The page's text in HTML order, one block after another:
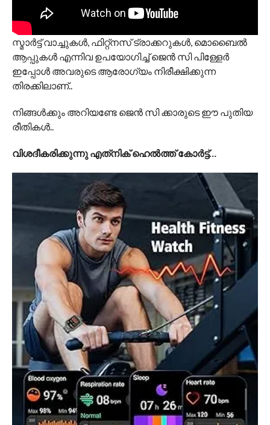
സ്മാര്‍ട്ട് വാച്ചുകള്‍, ഫിറ്റ്‌നസ് ട്രാക്കറുകള്‍, മൊബൈല്‍
ആപ്പുകള്‍ എന്നിവ ഉപയോഗിച്ച് ജെന്‍ സി പിള്ളേര്‍
ഇപ്പോള്‍ അവരുടെ ആരോഗ്യം നിരീക്ഷിക്കുന്ന
തിരക്കിലാണ്..
നിങ്ങള്‍ക്കും അറിയണ്ടേ ജെന്‍ സി ക്കാരുടെ ഈ പുതിയ
രീതികള്‍..
വിശദീകരിക്കുന്നു എത്‌നിക് ഹെല്‍ത്ത് കോര്‍ട്ട്…